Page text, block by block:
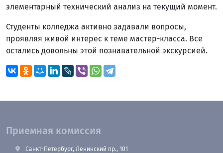
элементарный технический анализ на текущий момент.
Студенты колледжа активно задавали вопросы,
проявляя живой интерес к теме мастер-класса. Все
остались довольны этой познавательной экскурсией.
Приемная комиссия
Санкт-Петербург, Ленинский пр., 101